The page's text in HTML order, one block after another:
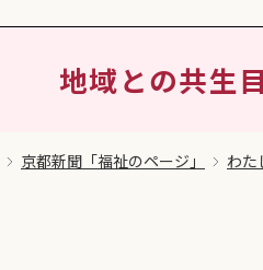
地域との共生
京都新聞「福祉のページ」 わた